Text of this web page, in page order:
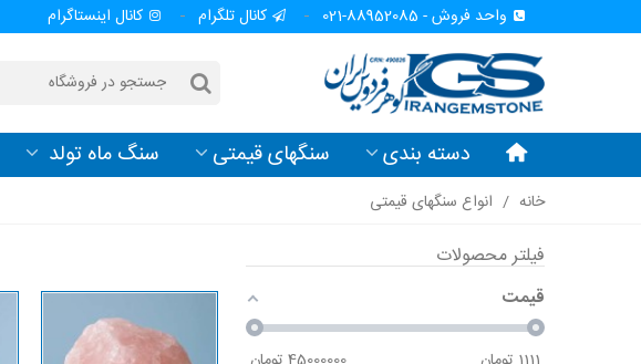
واحد فروش - 88952085-021 کانال تلگرام کانال اینستاگرام
دسته بندی سنگهای قیمتی سنگ ماه تولد
خانه / انواع سنگهای قیمتی
فیلتر محصولات
قیمت